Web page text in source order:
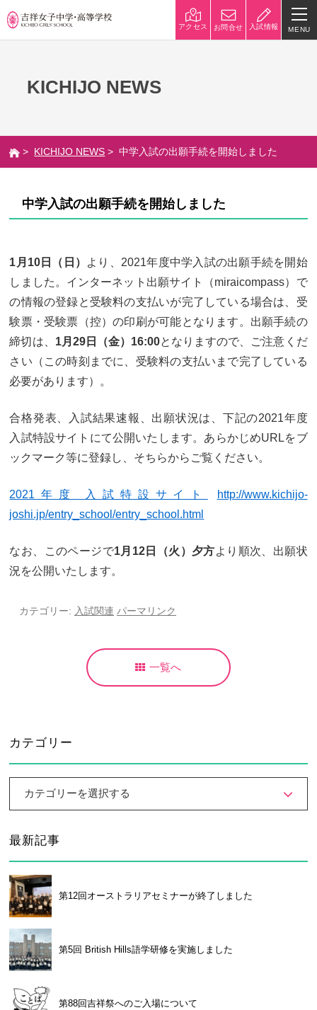
アクセス お問合せ 入試情報 MENU
校長挨拶
八王子キャンパス 学校規模
災害への対策 学校紹介動画
会（卒業生の会）
のお願い）
吉祥での学び
授業、各教科の取り組み
補習・教養講座・公開講座・
高大連携・講習・勉強合宿
図書館教育 ICT機器の活用
吉祥の一日 年間行事
学校生活Q&A
生徒居住地・通学時間
進路・進学
卒業生のメッセージ 卒業生の活躍
国際交流行事
入試関連情報
学校説明会等イベント情報
募集要項
入試問題
保護者の方へ
在校生の方へ
卒業生及び卒業生保護者の方へ
KICHIJO NEWS
> KICHIJO NEWS > 中学入試の出願手続を開始しました
中学入試の出願手続を開始しました
1月10日（日）
より、2021年度中学入試の出願手続を開始
しました。インターネット出願サイト（miraicompass）で
の情報の登録と受験料の支払いが完了している場合は、受
験票・受験票（控）の印刷が可能となります。出願手続の
締切は、 1月29日（金）16:00となりますので、ご注意くだ
さい（この時刻までに、受験料の支払いまで完了している
必要があります）。
合格発表、入試結果速報、出願状況は、下記の2021年度
入試特設サイトにて公開いたします。あらかじめURLをブ
ックマーク等に登録し、そちらからご覧ください。
2021年度 入試特設サイト
http://www.kichijo-
joshi.jp/entry_school/entry_school.html
なお、このページで1月12日（火）夕方より順次、出願状
況を公開いたします。
カテゴリー: 入試関連 パーマリンク
一覧へ
カテゴリー
カテゴリーを選択する
最新記事
第12回オーストラリアセミナーが終了しました
第5回 British Hills語学研修を実施しました
第88回吉祥祭へのご入場について